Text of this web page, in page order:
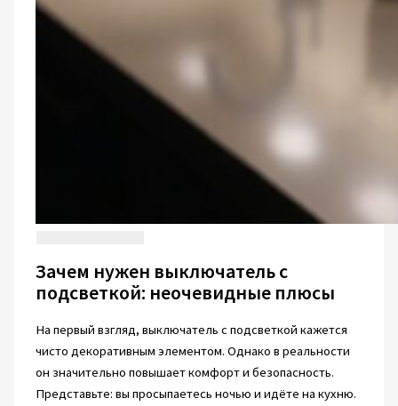
Зачем нужен выключатель с
подсветкой: неочевидные плюсы
На первый взгляд, выключатель с подсветкой кажется
чисто декоративным элементом. Однако в реальности
он значительно повышает комфорт и безопасность.
Представьте: вы просыпаетесь ночью и идёте на кухню.